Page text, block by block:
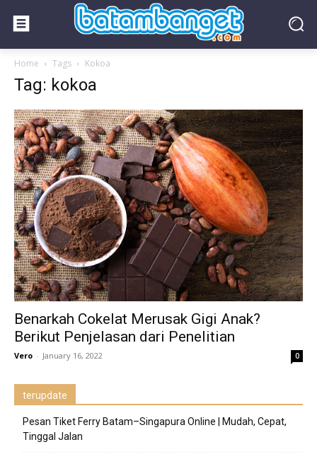
Home Tags Kokoa
Tag: kokoa
Benarkah Cokelat Merusak Gigi Anak?
Berikut Penjelasan dari Penelitian
Vero - January 16, 2022 0
terupdate
Pesan Tiket Ferry Batam–Singapura Online | Mudah, Cepat,
Tinggal Jalan